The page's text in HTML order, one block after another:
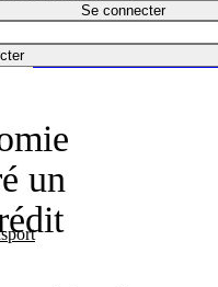
Se connecter
un